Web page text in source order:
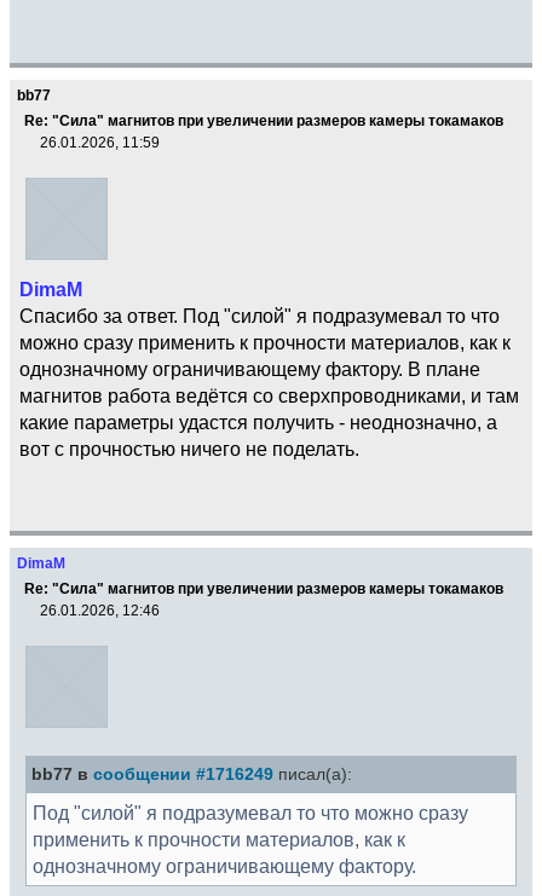
bb77
Re: "Сила" магнитов при увеличении размеров камеры токамаков
26.01.2026, 11:59
DimaM
Спасибо за ответ. Под "силой" я подразумевал то что
можно сразу применить к прочности материалов, как к
однозначному ограничивающему фактору. В плане
магнитов работа ведётся со сверхпроводниками, и там
какие параметры удастся получить - неоднозначно, а
вот с прочностью ничего не поделать.
DimaM
Re: "Сила" магнитов при увеличении размеров камеры токамаков
26.01.2026, 12:46
bb77 в сообщении #1716249 писал(а):
Под "силой" я подразумевал то что можно сразу
применить к прочности материалов, как к
однозначному ограничивающему фактору.